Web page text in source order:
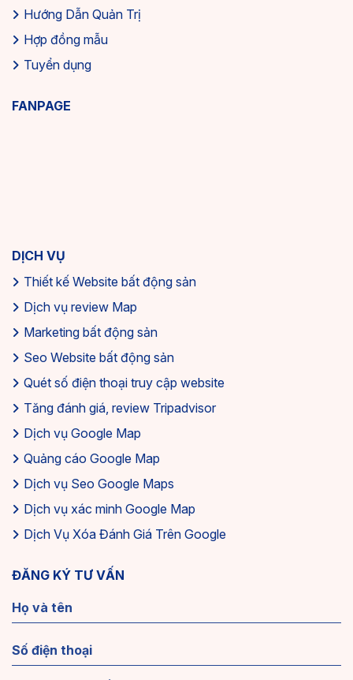
Hướng Dẫn Quản Trị
Hợp đồng mẫu
Tuyển dụng
FANPAGE
DỊCH VỤ
Thiết kế Website bất động sản
Dịch vụ review Map
Marketing bất động sản
Seo Website bất động sản
Quét số điện thoại truy cập website
Tăng đánh giá, review Tripadvisor
Dịch vụ Google Map
Quảng cáo Google Map
Dịch vụ Seo Google Maps
Dịch vụ xác minh Google Map
Dịch Vụ Xóa Đánh Giá Trên Google
ĐĂNG KÝ TƯ VẤN